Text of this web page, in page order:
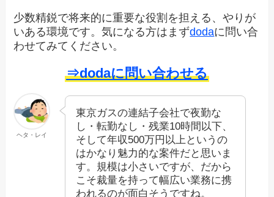
少数精鋭で将来的に重要な役割を担える、やりが
いある環境です。気になる方はまずdodaに問い合
わせてみてください。
⇒dodaに問い合わせる
ヘタ・レイ
東京ガスの連結子会社で夜勤な
し・転勤なし・残業10時間以下、
そして年収500万円以上というの
はかなり魅力的な案件だと思いま
す。規模は小さいですが、だから
こそ裁量を持って幅広い業務に携
われるのが面白そうですね。